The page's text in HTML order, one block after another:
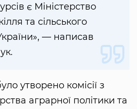
є Міністерство
та сільського
— написав
утворено комісії з
аграрної політики та